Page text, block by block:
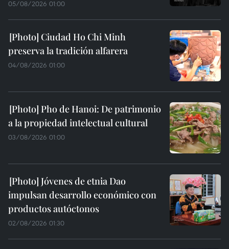
05/08/2026 01:00
Ciudad Ho Chi Minh
preserva la tradición alfarera
04/08/2026 01:00
Pho de Hanoi: De patrimonio
a la propiedad intelectual cultural
03/08/2026 01:00
Jóvenes de etnia Dao
impulsan desarrollo económico con
productos autóctonos
02/08/2026 01:30